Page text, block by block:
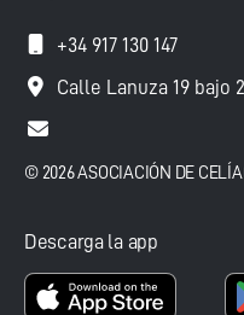
+34 917 130 147
Calle Lanuza 19 bajo
© 2026 ASOCIACIÓN DE
Descarga la app